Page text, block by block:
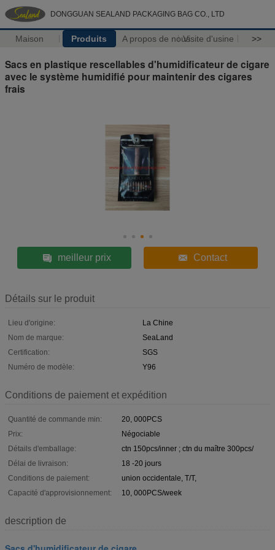
DONGGUAN SEALAND PACKAGING BAG CO., LTD
Maison Produits A propos de nousVisite d'usine >>
Sacs en plastique rescellables d'humidificateur de cigare
avec le système humidifié pour maintenir des cigares
frais
meilleur prix Contact
Détails sur le produit
Lieu d'origine:
La Chine
Nom de marque:
SeaLand
Certification:
SGS
Numéro de modèle:
Y96
Conditions de paiement et expédition
Quantité de commande min:
20, 000PCS
Prix:
Négociable
Détails d'emballage:
ctn 150pcs/inner ; ctn du maître 300pcs/
Délai de livraison:
18 -20 jours
Conditions de paiement:
union occidentale, T/T,
Capacité d'approvisionnement:
10, 000PCS/week
description de